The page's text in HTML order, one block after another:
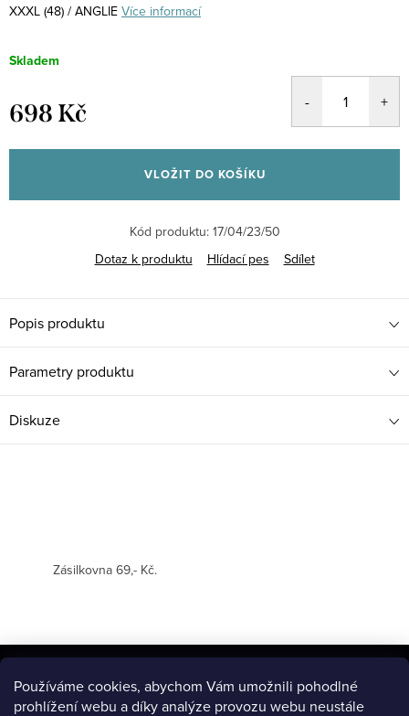
Používáme cookies, abychom Vám umožnili pohodlné
prohlížení webu a díky analýze provozu webu neustále
XXXL (48) / ANGLIE Více informací
Skladem
698 Kč
cena:
VLOŽIT DO KOŠÍKU
Kód produktu: 17/04/23/50
Dotaz k produktu
Hlídací pes Sdílet
Popis produktu
Parametry produktu
Diskuze
Zásilkovna 69,- Kč.
Z
BLOG